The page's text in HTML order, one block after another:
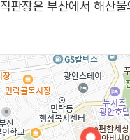
판장은 부산에서 해산